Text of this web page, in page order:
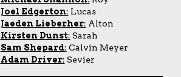
Joel Edgerton: Lucas
Jaeden Lieberher: Alton
Kirsten Dunst: Sarah
Sam Shepard: Calvin Meyer
Adam Driver: Sevier